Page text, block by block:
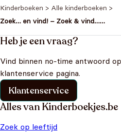
Kinderboeken > Alle kinderboeken >
Zoek… en vind! – Zoek & vind…
Heb je een vraag?
Vind binnen no-time antwoord
klantenservice pagina.
Klantenservice
Alles van Kinderboekjes.be
Zoek op leeftijd